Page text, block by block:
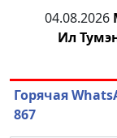
04.08.2026
Ил
Горячая
867